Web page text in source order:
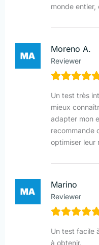
monde
Moreno A.
Reviewer
Un test très
mieux
adapter mon
recommande
optimiser leur
Marino
Reviewer
Un test facile
à obtenir.